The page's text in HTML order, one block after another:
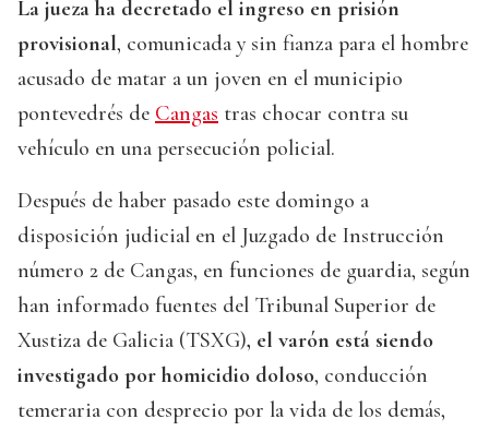
La jueza ha decretado el ingreso en prisión
provisional, comunicada y sin fianza para el hombre
acusado de matar a un joven en el municipio
pontevedrés de Cangas tras chocar contra su
vehículo en una persecución policial.
Después de haber pasado este domingo a
disposición judicial en el Juzgado de Instrucción
número 2 de Cangas, en funciones de guardia, según
han informado fuentes del Tribunal Superior de
Xustiza de Galicia (TSXG), el varón está siendo
investigado por homicidio doloso, conducción
temeraria con desprecio por la vida de los demás,